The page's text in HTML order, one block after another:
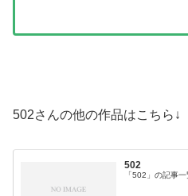
502さんの他の作品はこちら↓
502
「502」の記事一